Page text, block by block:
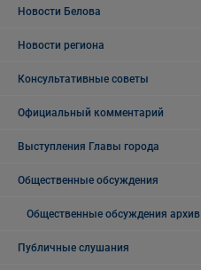
Новости Белова
Новости региона
Консультативные советы
Официальный комментарий
Выступления Главы города
Общественные обсуждения
Общественные обсуждения архив
Публичные слушания